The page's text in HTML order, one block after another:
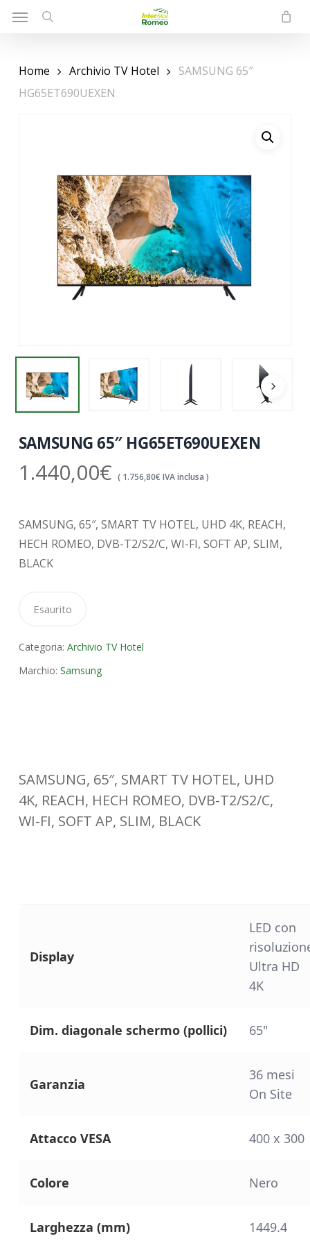
Skip
content
Menu
Home Archivio TV Hotel
SAMSUNG 65″
HG65ET690UEXEN
SAMSUNG 65″ HG65ET690UEXEN
1.440,00€ ( 1.756,80€ IVA inclusa )
SAMSUNG, 65″, SMART TV HOTEL, UHD 4K, REACH,
HECH ROMEO, DVB-T2/S2/C, WI-FI, SOFT AP, SLIM,
BLACK
Esaurito
Categoria: Archivio TV Hotel
Marchio: Samsung
SAMSUNG, 65″, SMART TV HOTEL, UHD
4K, REACH, HECH ROMEO, DVB-T2/S2/C,
WI-FI, SOFT AP, SLIM, BLACK
Display
LED con
Ultra HD
4K
Dim. diagonale schermo (pollici) 65"
Garanzia
36 mesi
On Site
Attacco VESA 400 x 300
Colore Nero
Larghezza (mm) 1449.4